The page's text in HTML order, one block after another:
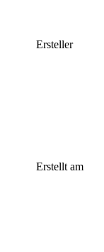
Ersteller
Erstellt am